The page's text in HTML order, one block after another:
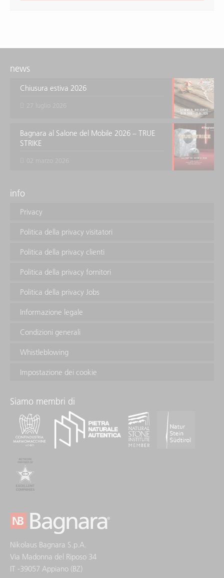
news
Chiusura estiva 2026
Bagnara al Salone del Mobile 2026 – TRUE
STRIKE
info
Privacy
Politica della privacy visitatori
Politica della privacy clienti
Politica della privacy fornitori
Politica della privacy Jobs
Informazione legale
Condizioni generali
Whistleblowing
Impostazione dei cookie
Siamo membri di
Nikolaus Bagnara S.p.A.
Via Madonna del Riposo 34
IT -39057 Appiano (BZ)